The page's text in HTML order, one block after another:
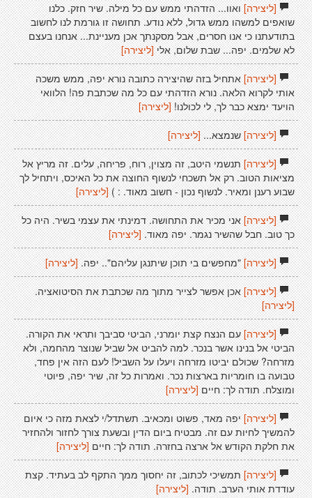
[ליצירה]ואוו... הזדהתי ממש עם כל מילה. שיר חזק. כלנו
שואפים למשהו ממש גדול, ללא נודע. תחושה זו גורמת לנו לחשוב
בתודעתנו כי אנו חסרים, אבל מסקנתך אכן מעניינת... אנחנו בעצם
לא שלמים. יפה... שבת שלום, אלי [ליצירה]
[ליצירה]אתחיל בזה שהיצירה כתובה נורא יפה, ממש משכה
אותי לקרוא הלאה. נורא הזדהתי עם כל מה שכתבת פה! הלוואי
הויעד ימצא כבר לך, לי לכולנו! [ליצירה]
[ליצירה]שנמצא... [ליצירה]
[ליצירה]תנשמי היטב, זה מצוין, רוח, פריחה, עלים. זה מריץ אל
מציאות הטוב. רק אל תשכחי לנשוף החוצה את כל האיכס, ויתחיל לך
שבוע רענן ומאיר. לנשוף נכון - חשוב מאוד. : ) [ליצירה]
[ליצירה]אני מכיר את התחושה. דמינתי את עצמי בשיר. היה כל
כך טוב. חבל שהשיר נגמר. יפה מאוד. [ליצירה]
[ליצירה]"מחפשים בי תוכן שיתנגן עליהם".. יפה. [ליצירה]
[ליצירה]אכן אפשר לצייר מתוך מה שכתבת את הסיטואציה.
[ליצירה]
[ליצירה]עם הנצח קצת יומרני, הביטי סביבך ותראי את הקורה.
הביטי אל בנינו אשר בנכר. למה להביט אל שביל שנוצר מהחמה, ולא
מזרחה? שכולם יביטו מזרחה ויעלו על השביל! לעם הזה אין פחד,
טבועה בו חומריות בארצות נכר. ואמרות כל זה, שיר יפה, פיוטי
ומוצלח. תודה לך: חיים[ליצירה]
[ליצירה]יפה מאד, פשוט ומכאיב. תשתדל/י לצאת מזה כי איום
להמשיך לחיות עם זה. מבטיח ביום הדין ובשעת צורך לחזור ולהחזיר
את חלקת הקודש אל ארצה בחזרה. תודה לך: חיים[ליצירה]
[ליצירה]תמשיכי לכתוב, זה יחסוך ממך התקף לב בעתיד. קצת
עודדת אותי הערב. תודה. [ליצירה]